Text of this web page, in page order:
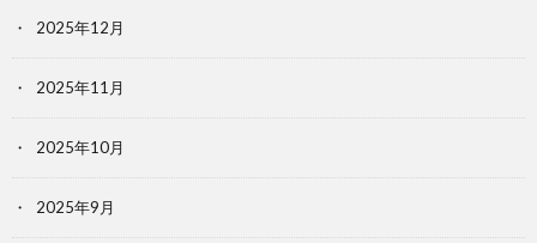
2025年12月
2025年11月
2025年10月
2025年9月